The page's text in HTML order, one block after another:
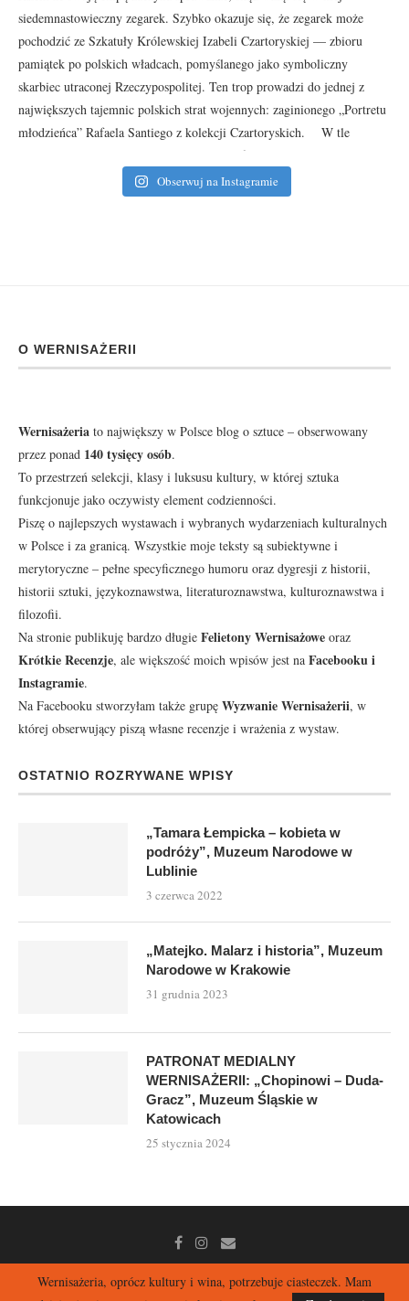
Obserwuj na Instagramie
O WERNISAŻERII
Wernisażeria to największy w Polsce blog o sztuce – obserwowany
przez ponad 140 tysięcy osób.
To przestrzeń selekcji, klasy i luksusu kultury, w której sztuka
funkcjonuje jako oczywisty element codzienności.
Piszę o najlepszych wystawach i wybranych wydarzeniach kulturalnych
w Polsce i za granicą. Wszystkie moje teksty są subiektywne i
merytoryczne – pełne specyficznego humoru oraz dygresji z historii,
historii sztuki, językoznawstwa, literaturoznawstwa, kulturoznawstwa i
filozofii.
Na stronie publikuję bardzo długie Felietony Wernisażowe oraz
Krótkie Recenzje, ale większość moich wpisów jest na Facebookui
Instagramie.
Na Facebooku stworzyłam także grupę Wyzwanie Wernisażerii, w
której obserwujący piszą własne recenzje i wrażenia z wystaw.
OSTATNIO ROZRYWANE WPISY
„Tamara Łempicka – kobieta w
podróży”, Muzeum Narodowe w
Lublinie
3 czerwca 2022
„Matejko. Malarz i historia”, Muzeum
Narodowe w Krakowie
31 grudnia 2023
PATRONAT MEDIALNY
WERNISAŻERII: „Chopinowi – Duda-
Gracz”, Muzeum Śląskie w
Katowicach
25 stycznia 2024
Wernisażeria, oprócz kultury i wina, potrzebuje ciasteczek. Mam